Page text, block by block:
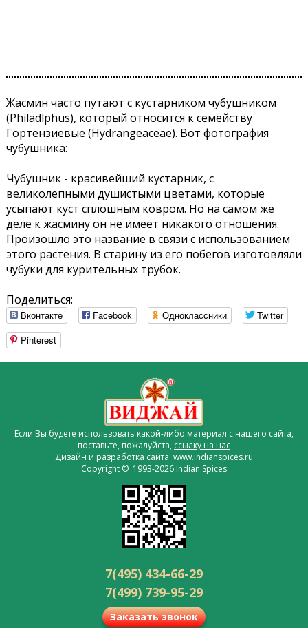
Жасмин часто путают с кустарником чубушником
(Philadlphus), который относится к семейству
Гортензиевые (Hydrangeaceае). Вот фотография
чубушника:
Чубушник - красивейший кустарник, с
великолепными душистыми цветами, которые
усыпают куст сплошным ковром. Но на самом же
деле к жасмину он не имеет никакого отношения.
Произошло это название в связи с использованием
этого растения. В старину из его побегов изготовляли
чубуки для курительных трубок.
Поделиться:
Вконтакте Facebook Одноклассники
Twitter
Pinterest
Если Вы будете использовать какой-либо материал с нашего сайта,
поставьте, пожалуйста, ссылку на нас
Дизайн и разработка сайта www.indianspices.ru
Copyright © 1993-2026 Indian Spices
7(495) 434-66-29
7(499) 739-95-29
Заказать звонок